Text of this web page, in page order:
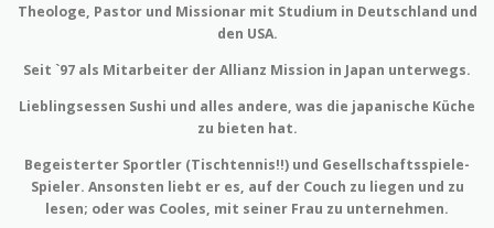
Theologe, Pastor und Missionar mit Studium in Deutschland und
den USA.
Seit `97 als Mitarbeiter der Allianz Mission in Japan unterwegs.
Lieblingsessen Sushi und alles andere, was die japanische Küche
zu bieten hat.
Begeisterter Sportler (Tischtennis!!) und Gesellschaftsspiele-
Spieler. Ansonsten liebt er es, auf der Couch zu liegen und zu
lesen; oder was Cooles, mit seiner Frau zu unternehmen.